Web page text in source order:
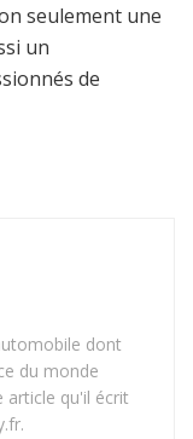
seulement une
un
de
dont
du monde
article qu'il écrit